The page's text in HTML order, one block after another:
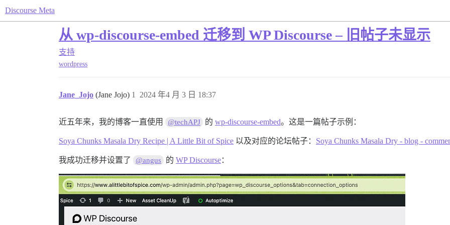
Discourse Meta
从 wp-discourse-embed 迁移到 WP Discourse – 旧帖子未显示
支持
wordpress
Jane_Jojo (Jane Jojo) 2024 年4 月 3 日 18:37
1
近五年来，我的博客一直使用 @techAPJ 的wp-discourse-embed。这是一篇帖子示例：
Soya Chunks Masala Dry Recipe | A Little Bit of Spice 以及对应的论坛帖子： Soya Chunks Masala Dry - blog -
我成功迁移并设置了 @angus 的WP Discourse：